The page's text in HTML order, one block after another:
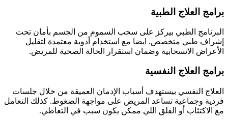
برامج العلاج الطبية
البرنامج الطبي بيركز على سحب السموم من الجسم بأمان تحت
إشراف طبي متخصص. ايضا مع استخدام أدوية معتمدة لتقليل
الأعراض الانسحابية وضمان استقرار الحالة الصحية للمريض.
برامج العلاج النفسية
العلاج النفسي بيستهدف أسباب الإدمان العميقة من خلال جلسات
فردية وجماعية تساعد المريض على مواجهة الضغوط. كذلك التعامل
مع الاكتئاب أو القلق اللي ممكن يكون سبب في التعاطي.